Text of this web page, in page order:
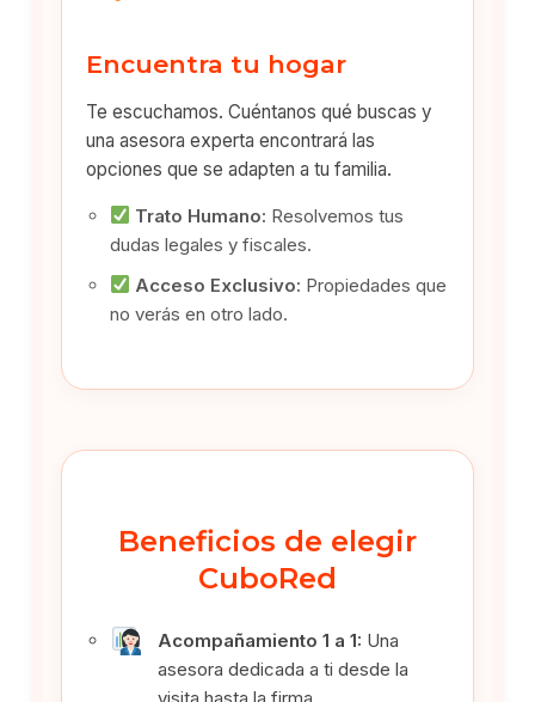
Encuentra tu hogar
Te escuchamos. Cuéntanos qué buscas y
una asesora experta encontrará las
opciones que se adapten a tu familia.
Trato Humano: Resolvemos tus
dudas legales y fiscales.
Acceso Exclusivo: Propiedades que
no verás en otro lado.
Beneficios de elegir
CuboRed
Acompañamiento 1 a 1: Una
asesora dedicada a ti desde la
visita hasta la firma.